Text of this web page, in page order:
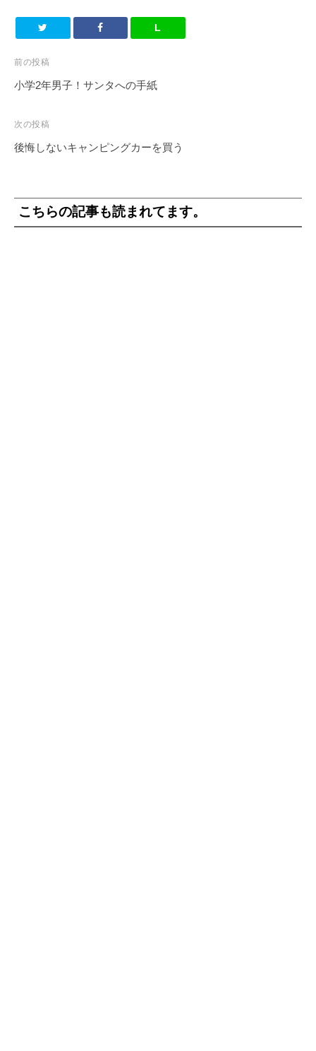
L
投
稿
ビ
ゲ
ョ
ン
前の投稿
小学2年男子！サンタへの手紙
次の投稿
後悔しないキャンピングカーを買う
こちらの記事も読まれてます。